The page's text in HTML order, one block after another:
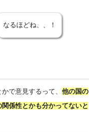
なるほどね、、！
で意見するって、 他の国の
係性とかも分かってないと